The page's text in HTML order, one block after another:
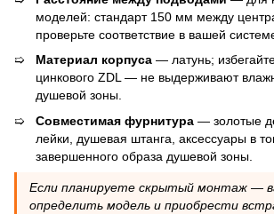
моделей: стандарт 150 мм между
проверьте соответствие в вашей
Материал корпуса — латунь;
цинкового ZDL — не выдерживают
душевой зоны.
Совместимая фурнитура — золотые
лейки, душевая штанга, аксессуары в
завершенного образа душевой зоны.
Если планируете скрытый монтаж —
определить модель и приобрести